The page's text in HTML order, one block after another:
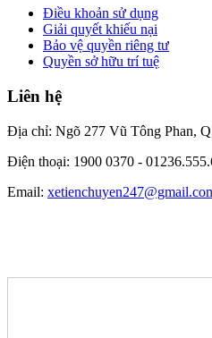
Điều khoản sử dụng
Giải quyết khiếu nại
Bảo vệ quyền riêng tư
Quyền sở hữu trí tuệ
Liên hệ
Địa chỉ: Ngõ 277 Vũ Tông Phan,
Điện thoại: 1900 0370 -
Email: